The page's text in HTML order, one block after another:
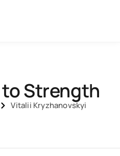
Strength
Vitalii Kryzhanovskyi